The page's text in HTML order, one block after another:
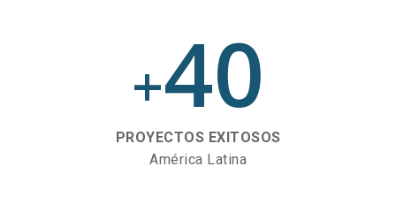
+40
PROYECTOS EXITOSOS
América Latina